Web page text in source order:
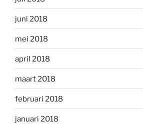
juni 2018
mei 2018
april 2018
maart 2018
februari 2018
januari 2018